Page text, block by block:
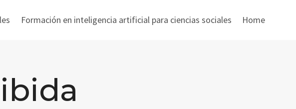
Formación en inteligencia artificial para ciencias sociales Home